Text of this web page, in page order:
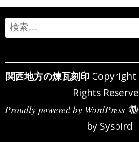
Search
for:
関西地方の煉瓦刻印 Copyright
Rights
Proudly powered by WordPress
by Sysbird